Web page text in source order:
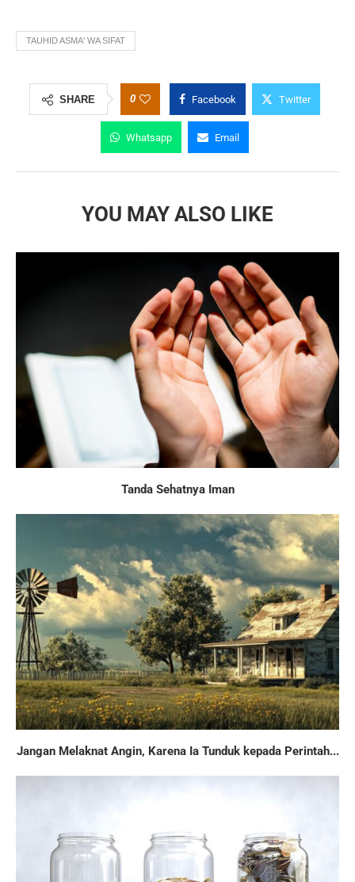
TAUHID ASMA' WA SIFAT
SHARE 0 Facebook Twitter
Whatsapp Email
YOU MAY ALSO LIKE
Tanda Sehatnya Iman
Jangan Melaknat Angin, Karena Ia Tunduk kepada Perintah...